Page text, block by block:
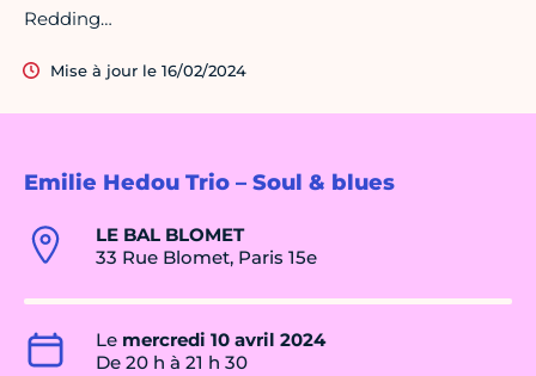
Emilie Hedou Trio – Soul & blues
LE BAL BLOMET
33 Rue Blomet, Paris 15e
Le mercredi 10 avril 2024
De 20 h à 21 h 30
Redding…
Mise à jour le 16/02/2024